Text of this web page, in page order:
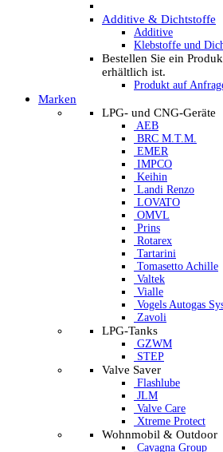
Additive & Dichtstoffe
Additive
Klebstoffe und
Bestellen Sie ein
erhältlich ist.
Produkt auf
Marken
LPG- und CNG-Geräte
AEB
BRC M.T.M.
EMER
IMPCO
Keihin
Landi Renzo
LOVATO
OMVL
Prins
Rotarex
Tartarini
Tomasetto Achille
Valtek
Vialle
Vogels Autogas
Zavoli
LPG-Tanks
GZWM
STEP
Valve Saver
Flashlube
JLM
Valve Care
Xtreme Protect
Wohnmobil & Outdoor
Cavagna Group